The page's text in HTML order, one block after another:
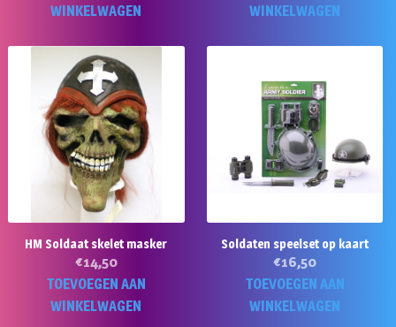
WINKELWAGEN
WINKELWAGEN
HM Soldaat skelet masker
€14,50
TOEVOEGEN AAN
WINKELWAGEN
Soldaten speelset op kaart
€16,50
TOEVOEGEN AAN
WINKELWAGEN